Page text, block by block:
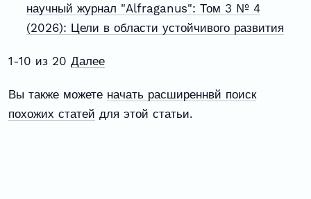
научный журнал "Alfraganus": Том 3 № 4
(2026): Цели в области устойчивого развития
1-10 из 20 Далее
Вы также можете начать расширеннвй поиск
похожих статей для этой статьи.